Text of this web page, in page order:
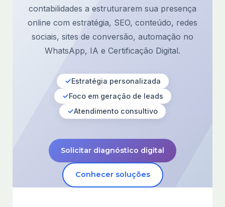
contabilidades a estruturarem sua presença
online com estratégia, SEO, conteúdo, redes
sociais, sites de conversão, automação no
WhatsApp, IA e Certificação Digital.
Estratégia personalizada
Foco em geração de leads
Atendimento consultivo
Solicitar diagnóstico digital
Conhecer soluções